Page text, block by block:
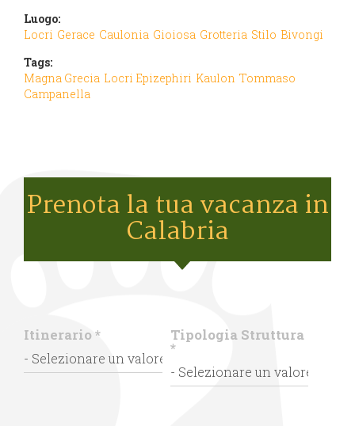
Luogo:
Locri Gerace Caulonia Gioiosa Grotteria Stilo Bivongi
Tags:
Magna Grecia Locri Epizephiri Kaulon Tommaso
Campanella
Prenota la tua vacanza in
Calabria
Itinerario* Tipologia Struttura
*